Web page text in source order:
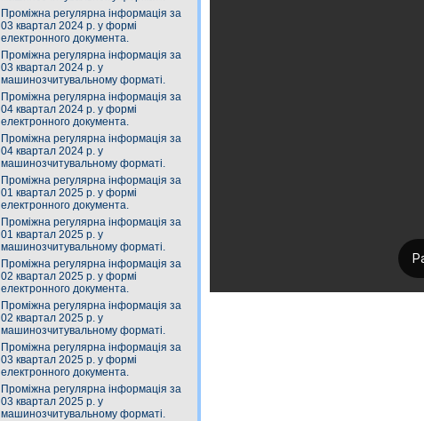
Проміжна регулярна інформація за
03 квартал 2024 р. у формі
електронного документа.
Проміжна регулярна інформація за
03 квартал 2024 р. у
машинозчитувальному форматі.
Проміжна регулярна інформація за
04 квартал 2024 р. у формі
електронного документа.
Проміжна регулярна інформація за
04 квартал 2024 р. у
машинозчитувальному форматі.
Проміжна регулярна інформація за
01 квартал 2025 р. у формі
електронного документа.
Проміжна регулярна інформація за
01 квартал 2025 р. у
машинозчитувальному форматі.
Проміжна регулярна інформація за
02 квартал 2025 р. у формі
електронного документа.
Проміжна регулярна інформація за
02 квартал 2025 р. у
машинозчитувальному форматі.
Проміжна регулярна інформація за
03 квартал 2025 р. у формі
електронного документа.
Проміжна регулярна інформація за
03 квартал 2025 р. у
машинозчитувальному форматі.